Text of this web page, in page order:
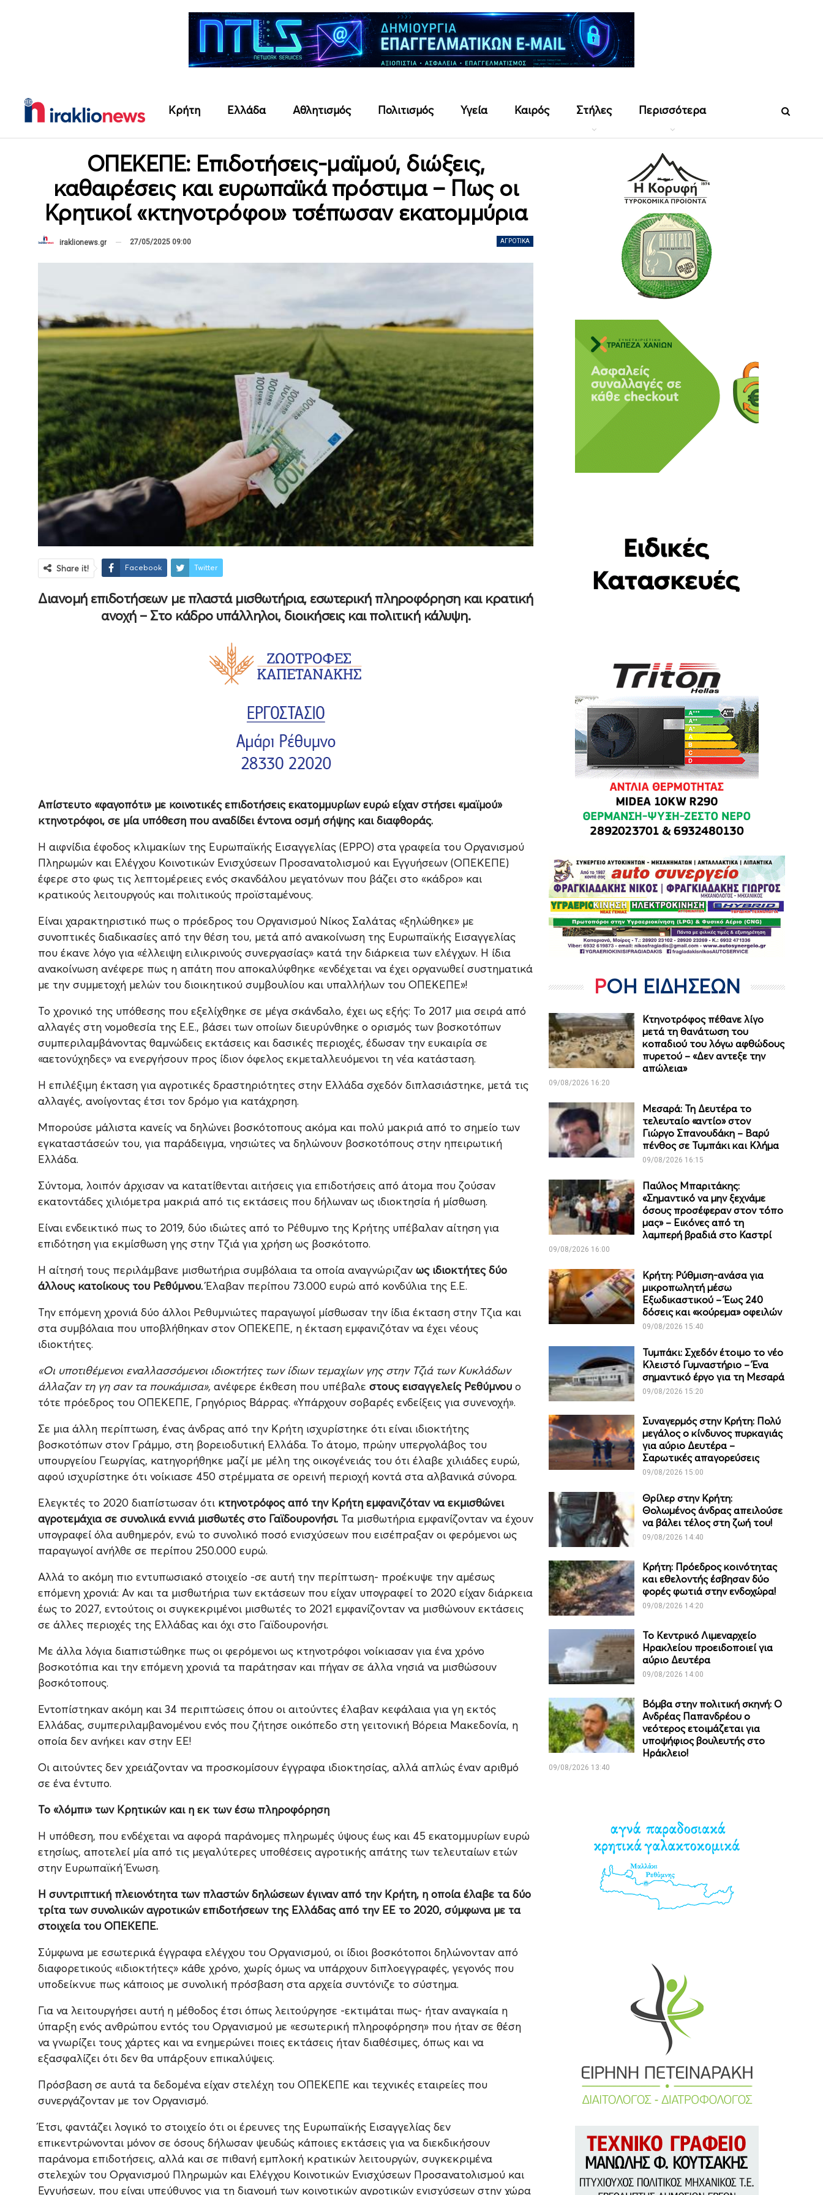
Κρήτη Ελλάδα Αθλητισμός Πολιτισμός Υγεία Καιρός Στήλες Περισσότερα
ΟΠΕΚΕΠΕ: Επιδοτήσεις-μαϊμού, διώξεις,
καθαιρέσεις και ευρωπαϊκά πρόστιμα – Πως οι
Κρητικοί «κτηνοτρόφοι» τσέπωσαν εκατομμύρια
ΑΓΡΟΤΙΚΆ
iraklionews.gr 27/05/2025 09:00
Share it! Facebook Twitter
Διανομή επιδοτήσεων με πλαστά μισθωτήρια, εσωτερική πληροφόρηση και κρατική
ανοχή – Στο κάδρο υπάλληλοι, διοικήσεις και πολιτική κάλυψη.
Απίστευτο «φαγοπότι» με κοινοτικές επιδοτήσεις εκατομμυρίων ευρώ είχαν στήσει «μαϊμού»
κτηνοτρόφοι, σε μία υπόθεση που αναδίδει έντονα οσμή σήψης και διαφθοράς.
Η αιφνίδια έφοδος κλιμακίων της Ευρωπαϊκής Εισαγγελίας (EPPO) στα γραφεία του Οργανισμού
Πληρωμών και Ελέγχου Κοινοτικών Ενισχύσεων Προσανατολισμού και Εγγυήσεων (ΟΠΕΚΕΠΕ)
έφερε στο φως τις λεπτομέρειες ενός σκανδάλου μεγατόνων που βάζει στο «κάδρο» και
κρατικούς λειτουργούς και πολιτικούς προϊσταμένους.
Είναι χαρακτηριστικό πως ο πρόεδρος του Οργανισμού Νίκος Σαλάτας «ξηλώθηκε» με
συνοπτικές διαδικασίες από την θέση του, μετά από ανακοίνωση της Ευρωπαϊκής Εισαγγελίας
που έκανε λόγο για «έλλειψη ειλικρινούς συνεργασίας» κατά την διάρκεια των ελέγχων. Η ίδια
ανακοίνωση ανέφερε πως η απάτη που αποκαλύφθηκε «ενδέχεται να έχει οργανωθεί συστηματικά
με την συμμετοχή μελών του διοικητικού συμβουλίου και υπαλλήλων του ΟΠΕΚΕΠΕ»!
Το χρονικό της υπόθεσης που εξελίχθηκε σε μέγα σκάνδαλο, έχει ως εξής: Το 2017 μια σειρά από
αλλαγές στη νομοθεσία της Ε.Ε., βάσει των οποίων διευρύνθηκε ο ορισμός των βοσκοτόπων
συμπεριλαμβάνοντας θαμνώδεις εκτάσεις και δασικές περιοχές, έδωσαν την ευκαιρία σε
«αετονύχηδες» να ενεργήσουν προς ίδιον όφελος εκμεταλλευόμενοι τη νέα κατάσταση.
Η επιλέξιμη έκταση για αγροτικές δραστηριότητες στην Ελλάδα σχεδόν διπλασιάστηκε, μετά τις
αλλαγές, ανοίγοντας έτσι τον δρόμο για κατάχρηση.
Μπορούσε μάλιστα κανείς να δηλώνει βοσκότοπους ακόμα και πολύ μακριά από το σημείο των
εγκαταστάσεών του, για παράδειγμα, νησιώτες να δηλώνουν βοσκοτόπους στην ηπειρωτική
Ελλάδα.
Σύντομα, λοιπόν άρχισαν να κατατίθενται αιτήσεις για επιδοτήσεις από άτομα που ζούσαν
εκατοντάδες χιλιόμετρα μακριά από τις εκτάσεις που δήλωναν ως ιδιοκτησία ή μίσθωση.
Είναι ενδεικτικό πως το 2019, δύο ιδιώτες από το Ρέθυμνο της Κρήτης υπέβαλαν αίτηση για
επιδότηση για εκμίσθωση γης στην Τζιά για χρήση ως βοσκότοπο.
Η αίτησή τους περιλάμβανε μισθωτήρια συμβόλαια τα οποία αναγνώριζαν ως ιδιοκτήτες δύο
άλλους κατοίκους του Ρεθύμνου.Έλαβαν περίπου 73.000 ευρώ από κονδύλια της Ε.Ε.
Την επόμενη χρονιά δύο άλλοι Ρεθυμνιώτες παραγωγοί μίσθωσαν την ίδια έκταση στην Τζια και
στα συμβόλαια που υποβλήθηκαν στον ΟΠΕΚΕΠΕ, η έκταση εμφανιζόταν να έχει νέους
ιδιοκτήτες.
«Οι υποτιθέμενοι εναλλασσόμενοι ιδιοκτήτες των ίδιων τεμαχίων γης στην Τζιά των Κυκλάδων
άλλαζαν τη γη σαν τα πουκάμισα», ανέφερε έκθεση που υπέβαλε στους εισαγγελείς Ρεθύμνου ο
τότε πρόεδρος του ΟΠΕΚΕΠΕ, Γρηγόριος Βάρρας. «Υπάρχουν σοβαρές ενδείξεις για συνενοχή».
Σε μια άλλη περίπτωση, ένας άνδρας από την Κρήτη ισχυρίστηκε ότι είναι ιδιοκτήτης
βοσκοτόπων στον Γράμμο, στη βορειοδυτική Ελλάδα. Το άτομο, πρώην υπεργολάβος του
υπουργείου Γεωργίας, κατηγορήθηκε μαζί με μέλη της οικογένειάς του ότι έλαβε χιλιάδες ευρώ,
αφού ισχυρίστηκε ότι νοίκιασε 450 στρέμματα σε ορεινή περιοχή κοντά στα αλβανικά σύνορα.
Ελεγκτές το 2020 διαπίστωσαν ότι κτηνοτρόφος από την Κρήτη εμφανιζόταν να εκμισθώνει
αγροτεμάχια σε συνολικά εννιά μισθωτές στο Γαϊδουρονήσι. Τα μισθωτήρια εμφανίζονταν να έχουν
υπογραφεί όλα αυθημερόν, ενώ το συνολικό ποσό ενισχύσεων που εισέπραξαν οι φερόμενοι ως
παραγωγοί ανήλθε σε περίπου 250.000 ευρώ.
Αλλά το ακόμη πιο εντυπωσιακό στοιχείο -σε αυτή την περίπτωση- προέκυψε την αμέσως
επόμενη χρονιά: Αν και τα μισθωτήρια των εκτάσεων που είχαν υπογραφεί το 2020 είχαν διάρκεια
έως το 2027, εντούτοις οι συγκεκριμένοι μισθωτές το 2021 εμφανίζονταν να μισθώνουν εκτάσεις
σε άλλες περιοχές της Ελλάδας και όχι στο Γαϊδουρονήσι.
Με άλλα λόγια διαπιστώθηκε πως οι φερόμενοι ως κτηνοτρόφοι νοίκιασαν για ένα χρόνο
βοσκοτόπια και την επόμενη χρονιά τα παράτησαν και πήγαν σε άλλα νησιά να μισθώσουν
βοσκότοπους.
Εντοπίστηκαν ακόμη και 34 περιπτώσεις όπου οι αιτούντες έλαβαν κεφάλαια για γη εκτός
Ελλάδας, συμπεριλαμβανομένου ενός που ζήτησε οικόπεδο στη γειτονική Βόρεια Μακεδονία, η
οποία δεν ανήκει καν στην ΕΕ!
Οι αιτούντες δεν χρειάζονταν να προσκομίσουν έγγραφα ιδιοκτησίας, αλλά απλώς έναν αριθμό
σε ένα έντυπο.
Το «λόμπι» των Κρητικών και η εκ των έσω πληροφόρηση
Η υπόθεση, που ενδέχεται να αφορά παράνομες πληρωμές ύψους έως και 45 εκατομμυρίων ευρώ
ετησίως, αποτελεί μία από τις μεγαλύτερες υποθέσεις αγροτικής απάτης των τελευταίων ετών
στην Ευρωπαϊκή Ένωση.
Η συντριπτική πλειονότητα των πλαστών δηλώσεων έγιναν από την Κρήτη, η οποία έλαβε τα δύο
τρίτα των συνολικών αγροτικών επιδοτήσεων της Ελλάδας από την ΕΕ το 2020, σύμφωνα με τα
στοιχεία του ΟΠΕΚΕΠΕ.
Σύμφωνα με εσωτερικά έγγραφα ελέγχου του Οργανισμού, οι ίδιοι βοσκότοποι δηλώνονταν από
διαφορετικούς «ιδιοκτήτες» κάθε χρόνο, χωρίς όμως να υπάρχουν διπλοεγγραφές, γεγονός που
υποδείκνυε πως κάποιος με συνολική πρόσβαση στα αρχεία συντόνιζε το σύστημα.
Για να λειτουργήσει αυτή η μέθοδος έτσι όπως λειτούργησε -εκτιμάται πως- ήταν αναγκαία η
ύπαρξη ενός ανθρώπου εντός του Οργανισμού με «εσωτερική πληροφόρηση» που ήταν σε θέση
να γνωρίζει τους χάρτες και να ενημερώνει ποιες εκτάσεις ήταν διαθέσιμες, όπως και να
εξασφαλίζει ότι δεν θα υπάρξουν επικαλύψεις.
Πρόσβαση σε αυτά τα δεδομένα είχαν στελέχη του ΟΠΕΚΕΠΕ και τεχνικές εταιρείες που
συνεργάζονταν με τον Οργανισμό.
Έτσι, φαντάζει λογικό το στοιχείο ότι οι έρευνες της Ευρωπαϊκής Εισαγγελίας δεν
επικεντρώνονται μόνον σε όσους δήλωσαν ψευδώς κάποιες εκτάσεις για να διεκδικήσουν
παράνομα επιδοτήσεις, αλλά και σε πιθανή εμπλοκή κρατικών λειτουργών, συγκεκριμένα
στελεχών του Οργανισμού Πληρωμών και Ελέγχου Κοινοτικών Ενισχύσεων Προσανατολισμού και
Εγγυήσεων, που είναι υπεύθυνος για τη διανομή των κοινοτικών αγροτικών ενισχύσεων στην χώρα
ΡΟΗ ΕΙΔΗΣΕΩΝ
Κτηνοτρόφος πέθανε λίγο
μετά τη θανάτωση του
κοπαδιού του λόγω αφθώδους
πυρετού – «Δεν αντεξε την
απώλεια»
09/08/2026 16:20
Μεσαρά: Τη Δευτέρα το
τελευταίο «αντίο» στον
Γιώργο Σπανουδάκη – Βαρύ
πένθος σε Τυμπάκι και Κλήμα
09/08/2026 16:15
Παύλος Μπαριτάκης:
«Σημαντικό να μην ξεχνάμε
όσους προσέφεραν στον τόπο
μας» – Εικόνες από τη
λαμπερή βραδιά στο Καστρί
09/08/2026 16:00
Κρήτη: Ρύθμιση-ανάσα για
μικροπωλητή μέσω
Εξωδικαστικού – Έως 240
δόσεις και «κούρεμα» οφειλών
09/08/2026 15:40
Τυμπάκι: Σχεδόν έτοιμο το νέο
Κλειστό Γυμναστήριο – Ένα
σημαντικό έργο για τη Μεσαρά
09/08/2026 15:20
Συναγερμός στην Κρήτη: Πολύ
μεγάλος ο κίνδυνος πυρκαγιάς
για αύριο Δευτέρα –
Σαρωτικές απαγορεύσεις
09/08/2026 15:00
Θρίλερ στην Κρήτη:
Θολωμένος άνδρας απειλούσε
να βάλει τέλος στη ζωή του!
09/08/2026 14:40
Κρήτη: Πρόεδρος κοινότητας
και εθελοντής έσβησαν δύο
φορές φωτιά στην ενδοχώρα!
09/08/2026 14:20
Το Κεντρικό Λιμεναρχείο
Ηρακλείου προειδοποιεί για
αύριο Δευτέρα
09/08/2026 14:00
Βόμβα στην πολιτική σκηνή: Ο
Ανδρέας Παπανδρέου ο
νεότερος ετοιμάζεται για
υποψήφιος βουλευτής στο
Ηράκλειο!
09/08/2026 13:40